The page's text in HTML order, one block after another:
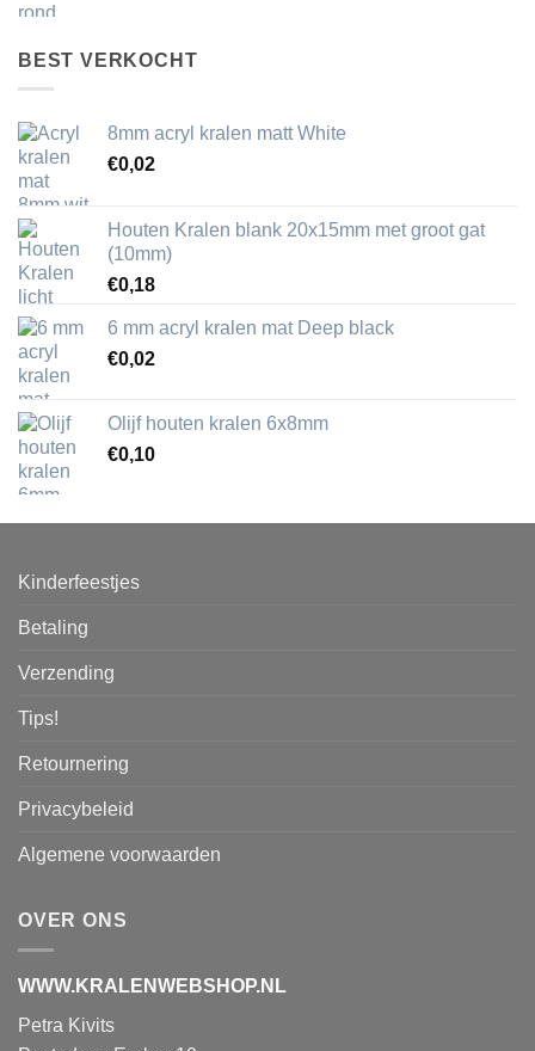
BEST VERKOCHT
8mm acryl kralen matt White
€0,02
Houten Kralen blank 20x15mm met groot gat
(10mm)
€0,18
6 mm acryl kralen mat Deep black
€0,02
Olijf houten kralen 6x8mm
€0,10
Kinderfeestjes
Betaling
Verzending
Tips!
Retournering
Privacybeleid
Algemene voorwaarden
OVER ONS
WWW.KRALENWEBSHOP.NL
Petra Kivits